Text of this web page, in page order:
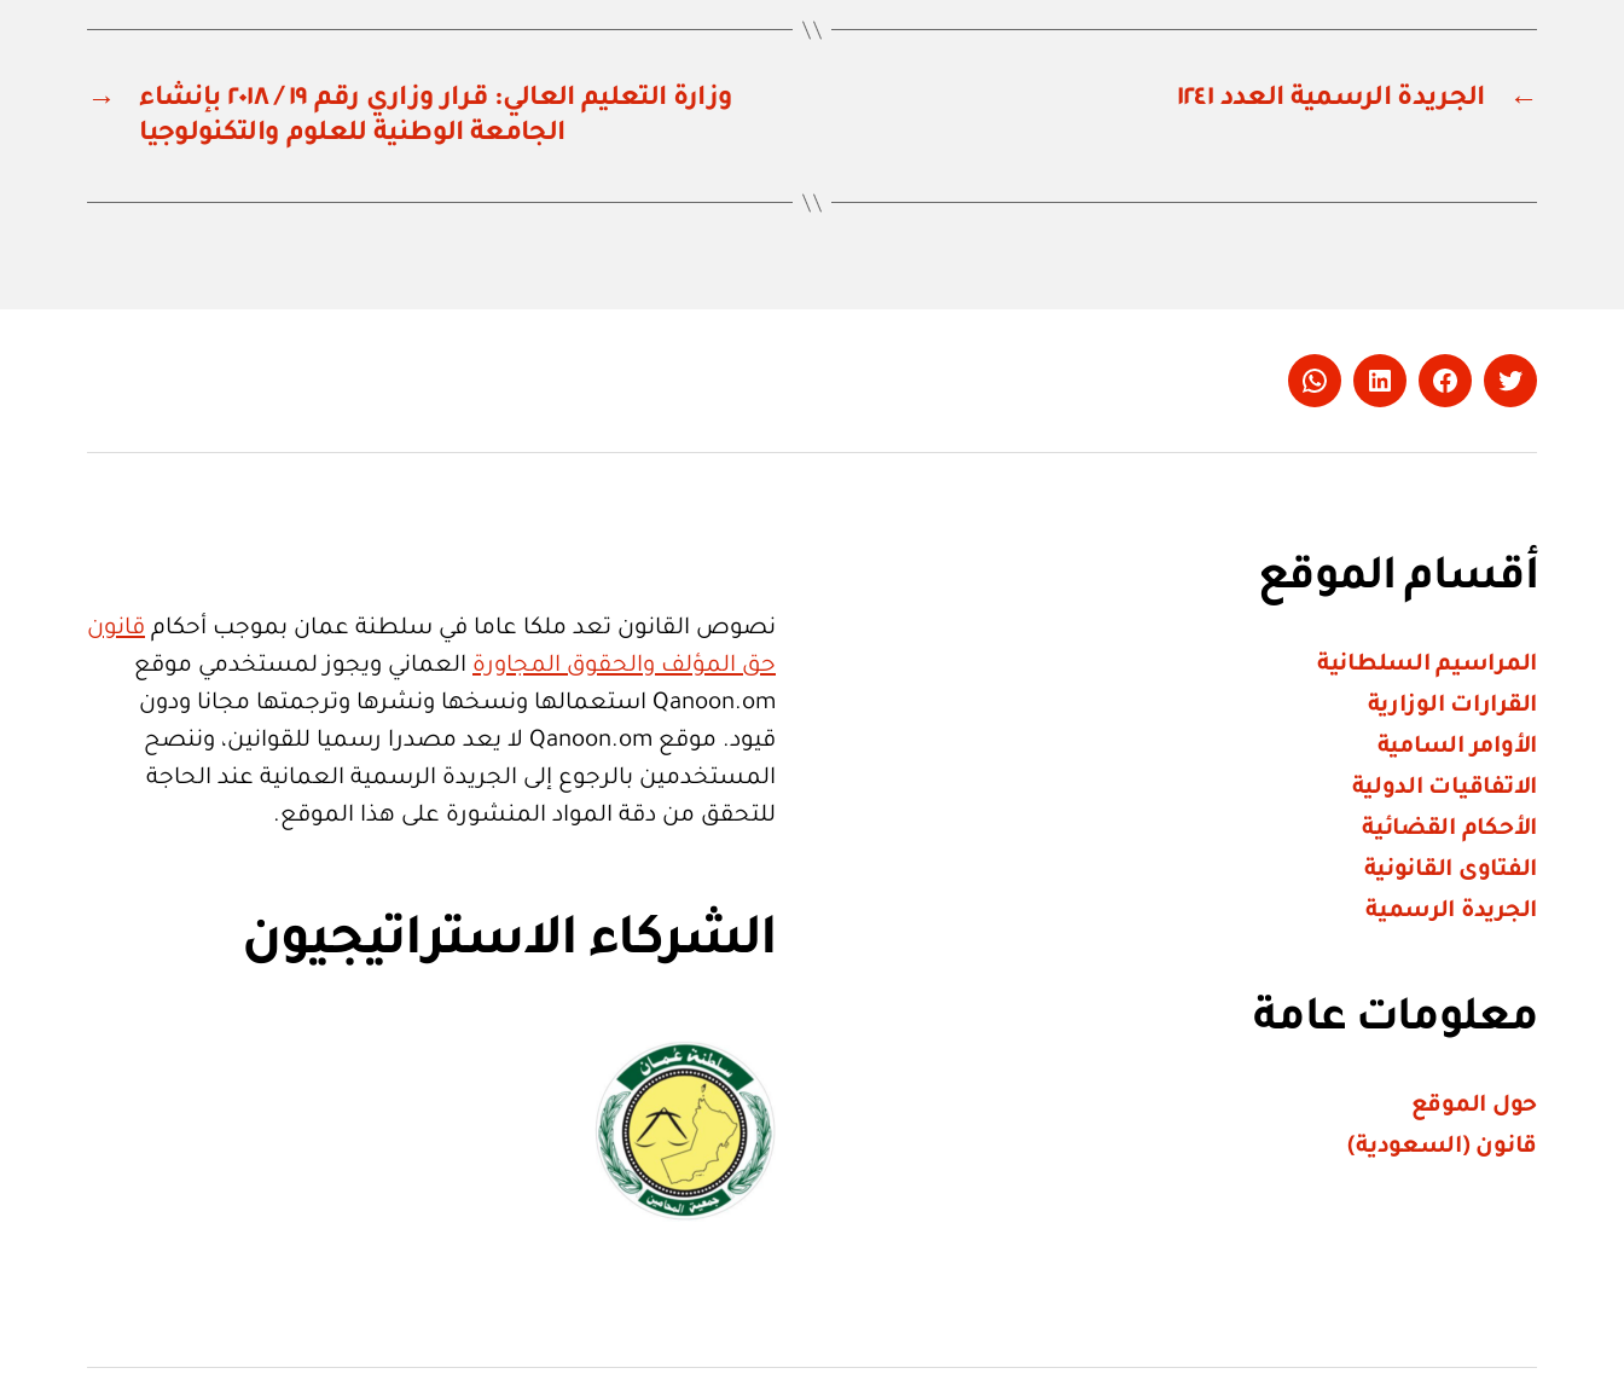
← الجريدة الرسمية العدد ١٢٤١ →
وزارة التعليم العالي: قرار وزاري رقم ١٩ / ٢٠١٨ بإنشاء
الجامعة الوطنية للعلوم والتكنولوجيا
Twitter
Facebook
LinkedIn
Whatsapp
أقسام الموقع
المراسيم السلطانية
القرارات الوزارية
الأوامر السامية
الاتفاقيات الدولية
الأحكام القضائية
الفتاوى القانونية
الجريدة الرسمية
معلومات عامة
حول الموقع
قانون (السعودية)
نصوص القانون تعد ملكا عاما في سلطنة عمان بموجب أحكام قانون
حق المؤلف والحقوق المجاورة العماني ويجوز لمستخدمي موقع
Qanoon.om استعمالها ونسخها ونشرها وترجمتها مجانا ودون
قيود. موقع Qanoon.om لا يعد مصدرا رسميا للقوانين، وننصح
المستخدمين بالرجوع إلى الجريدة الرسمية العمانية عند الحاجة
للتحقق من دقة المواد المنشورة على هذا الموقع.
الشركاء الاستراتيجيون